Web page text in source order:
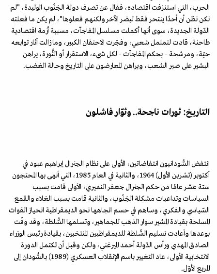
الحرب، التي استنزفت اقتصاده، فقال عن تصرف دولة الجَنُوب الوليدة، "لم
نكن نظن أن أحدًا ينتحر فقط ليضر الآخر ولكنهم فعلوها"، لم يكن ما فعلته
الدّولة الجديدة، سوى أنها أكملت مسلسل المفاجآت، مسببة أزمة اقتصادية
طاحنة، قادت لتململ شعبي، وفجّرت الاحتقان الكبير، وما زالت آثار توابعه
حيّة، ومرشحة – بحكم المفاجآت - لكل شيء، الاستقرار أو الثَّورة، يراهن
البشير على صبر الشعب، ويراهن المعارضون على التاريخ وحالة الغضب.
التاريخ: ثورات ناجحة.. وثوّار فاشلون
انتفض السُّودانيون انتفاضاتين، الأولى على نظام الجنرال إبراهيم عبود في
أكتوبر (تشرين الأول) 1964، والثانية في العام 1985، التي أنهى بها المحتجون
ستة عشر عامًا من حكم الجنرال جعفر النميري، الأولى قامت بسبب
السياسات وتداعيات مشكلة الجَنُوب، والثانية قامت بسبب الغلاء والقمع
السّياسي والفكري، وساهم في حسم اتجاهها نحو الديمقراطية انحياز القوات
المسلحة بقيادة المشير سوار الذهب للجماهير، وتسلمها السُّلطة، وقد وفّت
بوعدها وأعادت تسليم السُّلطة للديمقراطيين المنتخبين، بقيادة رئيس الوزراء
الصادق المهدي ورأس الدّولة أحمد الميرغني، ولكن وقبل أن تكتمل الدورة
الانتخابية الأولى، عاد التغيير باسم الإنقلاب العسكري (1989) بالسُّودان إلى
المربع الأوّل.